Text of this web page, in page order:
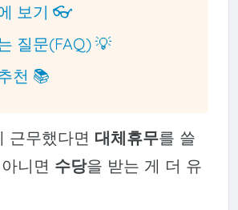
보기 👓
질문(FAQ) 💡
천 📚
근무했다면 대체휴무를 쓸
니면 수당을 받는 게 더 유